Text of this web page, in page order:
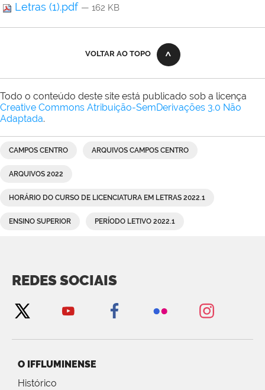
Letras (1).pdf — 162 KB
VOLTAR AO TOPO
Todo o conteúdo deste site está publicado sob a licença
Creative Commons Atribuição-SemDerivações 3.0 Não
Adaptada.
CAMPOS CENTRO ARQUIVOS CAMPOS CENTRO
ARQUIVOS 2022
HORÁRIO DO CURSO DE LICENCIATURA EM LETRAS 2022.1
ENSINO SUPERIOR PERÍODO LETIVO 2022.1
REDES SOCIAIS
O IFFLUMINENSE
Histórico